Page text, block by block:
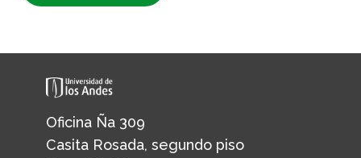
Oficina Ña 309
Casita Rosada, segundo piso